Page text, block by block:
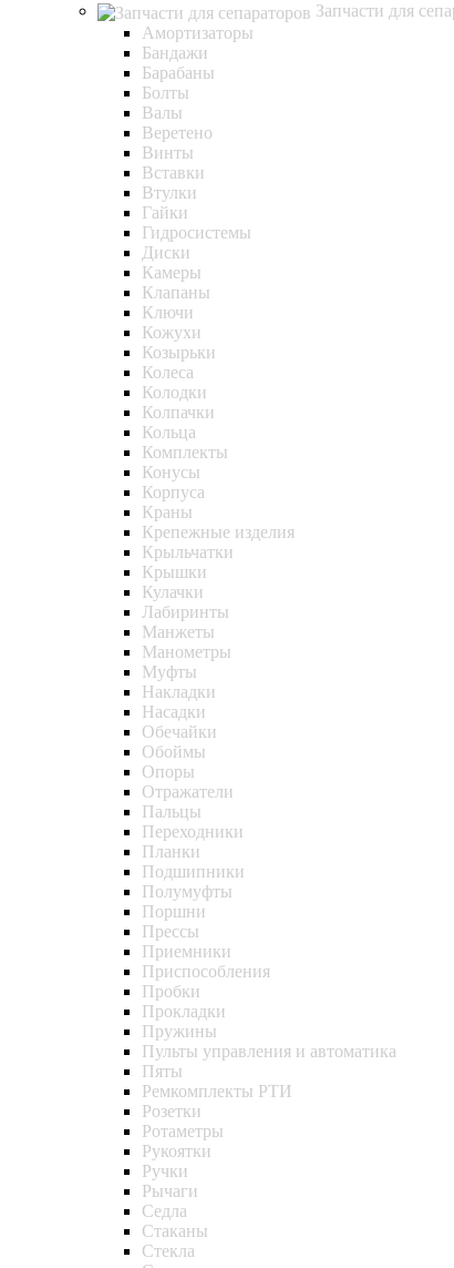
Запчасти для
Амортизаторы
Бандажи
Барабаны
Болты
Валы
Веретено
Винты
Вставки
Втулки
Гайки
Гидросистемы
Диски
Камеры
Клапаны
Ключи
Кожухи
Козырьки
Колеса
Колодки
Колпачки
Кольца
Комплекты
Конусы
Корпуса
Краны
Крепежные изделия
Крыльчатки
Крышки
Кулачки
Лабиринты
Манжеты
Манометры
Муфты
Накладки
Насадки
Обечайки
Обоймы
Опоры
Отражатели
Пальцы
Переходники
Планки
Подшипники
Полумуфты
Поршни
Прессы
Приемники
Приспособления
Пробки
Прокладки
Пружины
Пульты управления и автоматика
Пяты
Ремкомплекты РТИ
Розетки
Ротаметры
Рукоятки
Ручки
Рычаги
Седла
Стаканы
Стекла